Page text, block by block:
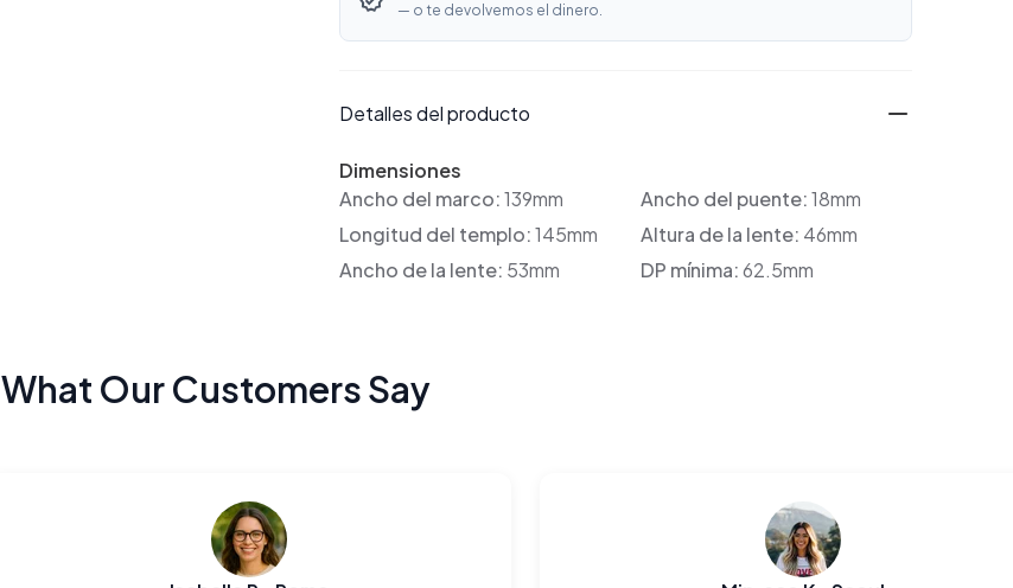
— o te devolvemos el dinero.
Detalles del producto
Dimensiones
Ancho del marco:139mm Ancho del puente:18mm
Longitud del templo:145mm Altura de la lente: 46mm
Ancho de la lente: 53mm DP mínima:62.5mm
What Our Customers Say